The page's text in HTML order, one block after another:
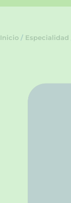
Inicio / Especialidad